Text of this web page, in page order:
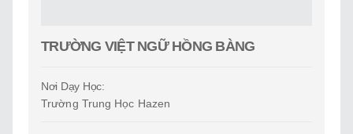
TRƯỜNG VIỆT NGỮ HỒNG BÀNG
Nơi Dạy Học:
Trường Trung Học Hazen